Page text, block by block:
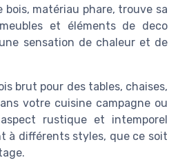
matériau phare, trouve sa
et éléments de deco
sensation de chaleur et de
brut pour des tables, chaises,
votre cuisine campagne ou
rustique et intemporel
à différents styles, que ce soit